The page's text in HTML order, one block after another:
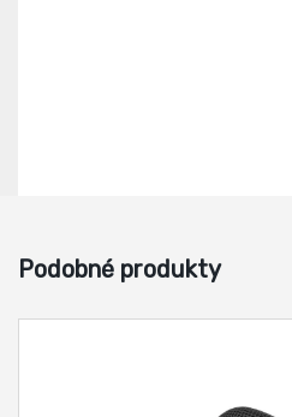
Podobné produkty